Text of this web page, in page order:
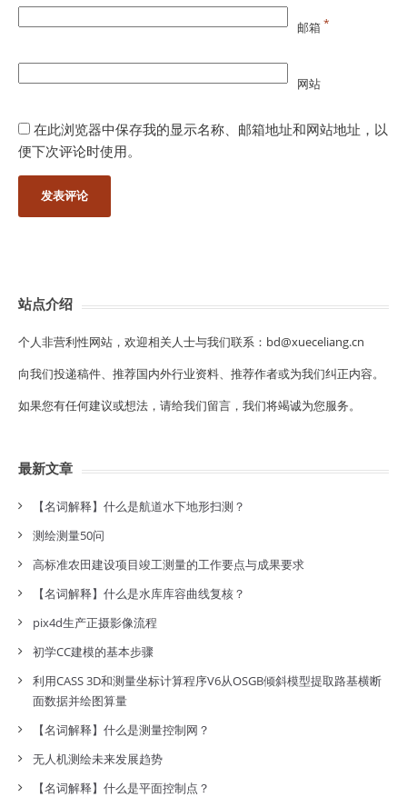
邮箱*
网站
在此浏览器中保存我的显示名称、邮箱地址和网站地址，以
便下次评论时使用。
站点介绍
个人非营利性网站，欢迎相关人士与我们联系：bd@xueceliang.cn
向我们投递稿件、推荐国内外行业资料、推荐作者或为我们纠正内容。
如果您有任何建议或想法，请给我们留言，我们将竭诚为您服务。
最新文章
【名词解释】什么是航道水下地形扫测？
测绘测量50问
高标准农田建设项目竣工测量的工作要点与成果要求
【名词解释】什么是水库库容曲线复核？
pix4d生产正摄影像流程
初学CC建模的基本步骤
利用CASS 3D和测量坐标计算程序V6从OSGB倾斜模型提取路基横断
面数据并绘图算量
【名词解释】什么是测量控制网？
无人机测绘未来发展趋势
【名词解释】什么是平面控制点？